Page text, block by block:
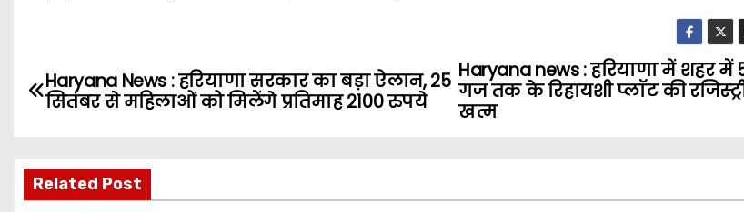
P
t
Haryana news : हरियाणा में शहर में
गज तक के रिहायशी प्लाॅट की
खत्म
Haryana News : हरियाणा सरकार का बड़ा ऐलान, 25
सितंबर से महिलाओं को मिलेंगे प्रतिमाह 2100 रुपये
Related Post